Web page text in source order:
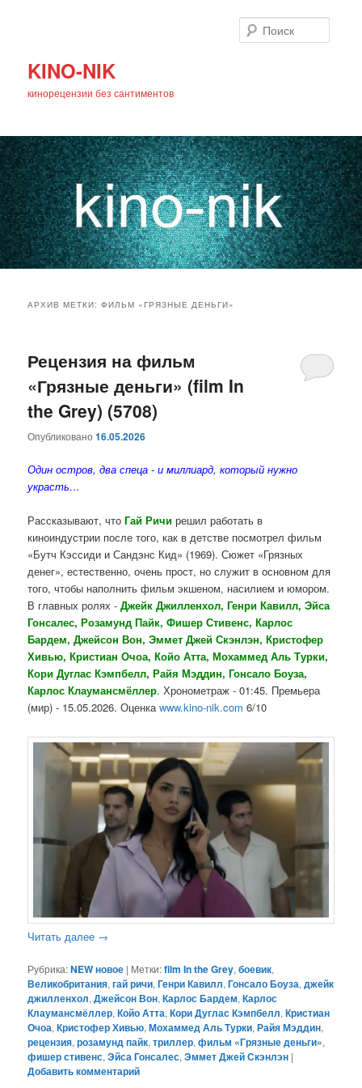
KINO-NIK
кинорецензии без сантиментов
основному
содержимому
дополнительному
содержимому
АРХИВ МЕТКИ:ФИЛЬМ «ГРЯЗНЫЕ ДЕНЬГИ»
Рецензия на фильм
«Грязные деньги» (film In
the Grey) (5708)
Опубликовано16.05.2026
Один остров, два спеца - и миллиард, который нужно
украсть…
Рассказывают, чтоГай Ричи решил работать в
киноиндустрии после того, как в детстве посмотрел фильм
«Бутч Кэссиди и Сандэнс Кид» (1969). Сюжет «Грязных
денег», естественно, очень прост, но служит в основном для
того, чтобы наполнить фильм экшеном, насилием и юмором.
В главных ролях -Джейк Джилленхол, Генри Кавилл, Эйса
Гонсалес, Розамунд Пайк, Фишер Стивенс, Карлос
Бардем, Джейсон Вон, Эммет Джей Скэнлэн, Кристофер
Хивью, Кристиан Очоа, Койо Атта, Мохаммед Аль Турки,
Кори Дуглас Кэмпбелл, Райя Мэддин, Гонсало Боуза,
Карлос Клаумансмёллер. Хронометраж - 01:45. Премьера
(мир) - 15.05.2026. Оценкаwww.kino-nik.com 6/10
Читать далее →
Рубрика:NEW новое | Метки:film In the Grey,боевик,
Великобритания,гай ричи,Генри Кавилл,Гонсало Боуза,джейк
джилленхол,Джейсон Вон,Карлос Бардем,Карлос
Клаумансмёллер,Койо Атта,Кори Дуглас Кэмпбелл,Кристиан
Очоа,Кристофер Хивью,Мохаммед Аль Турки,Райя Мэддин,
рецензия,розамунд пайк,триллер,фильм «Грязные деньги»,
фишер стивенс,Эйса Гонсалес,Эммет Джей Скэнлэн |
Добавить комментарий